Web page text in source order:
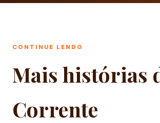
CONTINUE LENDO
Mais histórias
Corrente